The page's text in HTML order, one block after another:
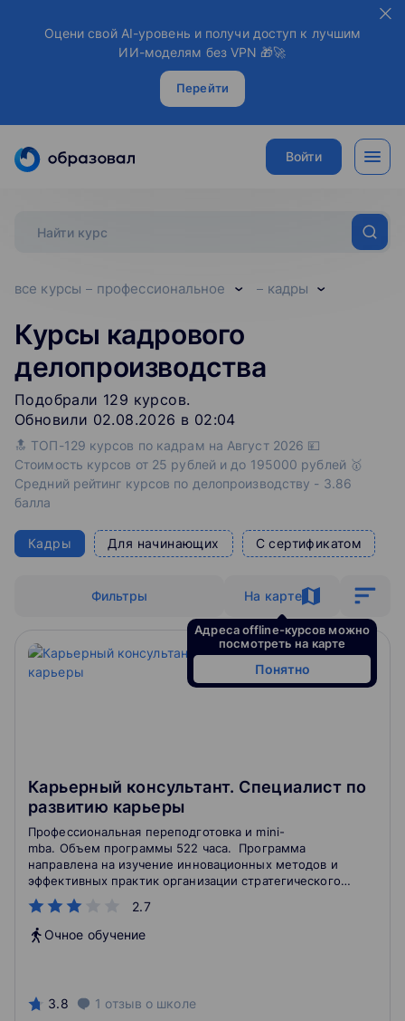
Оцени свой AI-уровень и получи доступ к лучшим
ИИ-моделям без VPN 🎁🚀
Перейти
Войти
все курсы профессиональное кадры
Курсы кадрового
делопроизводства
Подобрали 129 курсов.
Обновили 02.08.2026 в 02:04
🔝 ТОП-129 курсов по кадрам на Август 2026 💴
Стоимость курсов от 25 рублей и до 195000 рублей 🥇
Средний рейтинг курсов по делопроизводству - 3.86
балла
Кадры Для начинающих С сертификатом
На карте
Адреса offline-курсов можно
посмотреть на карте
Понятно
Фильтры
Карьерный консультант. Специалист по
развитию карьеры
2.7
Профессиональная переподготовка и mini-
mba. Объем программы 522 часа. Программа
направлена на изучение инновационных методов и
эффективных практик организации стратегического
направления управления занятостью работников в
современных организациях.
Очное обучение
3.8 1 отзыв о школе